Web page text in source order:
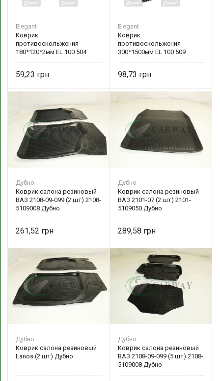
Elegant
Коврик
противоскольжения
180*120*2мм EL 100 504
59,23
Elegant
Коврик
противоскольжения
300*1500мм EL 100 509
98,73
Дубно
Коврик салона резиновый
ВАЗ 2108-09-099 (2 шт) 2108-
5109008 Дубно
261,52
Дубно
Коврик салона резиновый
ВАЗ 2101-07 (2 шт) 2101-
5109050 Дубно
289,58
Дубно
Коврик салона резиновый
Lanos (2 шт) Дубно
Дубно
Коврик салона резиновый
ВАЗ 2108-09-099 (5 шт) 2108-
5109008 Дубно